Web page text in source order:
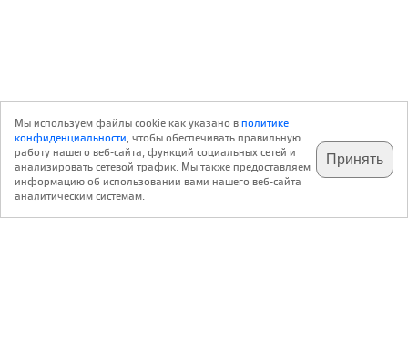
подпишитесь на наш
телеграм @archi_ru
✕
с 20 июля 1999 г.
Мы используем файлы cookie как указано вполитике
конфиденциальности, чтобы обеспечивать правильную
работу нашего веб-сайта, функций социальных сетей и
анализировать сетевой трафик. Мы также предоставляем
информацию об использовании вами нашего веб-сайта
аналитическим системам.
Принять